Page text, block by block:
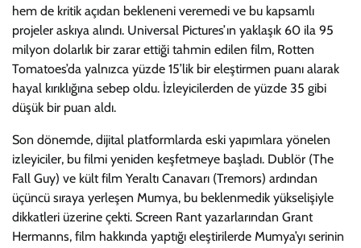
hem de kritik açıdan bekleneni veremedi ve bu kapsamlı
projeler askıya alındı. Universal Pictures’ın yaklaşık 60 ila 95
milyon dolarlık bir zarar ettiği tahmin edilen film, Rotten
Tomatoes’da yalnızca yüzde 15’lik bir eleştirmen puanı alarak
hayal kırıklığına sebep oldu. İzleyicilerden de yüzde 35 gibi
düşük bir puan aldı.
Son dönemde, dijital platformlarda eski yapımlara yönelen
izleyiciler, bu filmi yeniden keşfetmeye başladı. Dublör (The
Fall Guy) ve kült film Yeraltı Canavarı (Tremors) ardından
üçüncü sıraya yerleşen Mumya, bu beklenmedik yükselişiyle
dikkatleri üzerine çekti. Screen Rant yazarlarından Grant
Hermanns, film hakkında yaptığı eleştirilerde Mumya’yı serinin